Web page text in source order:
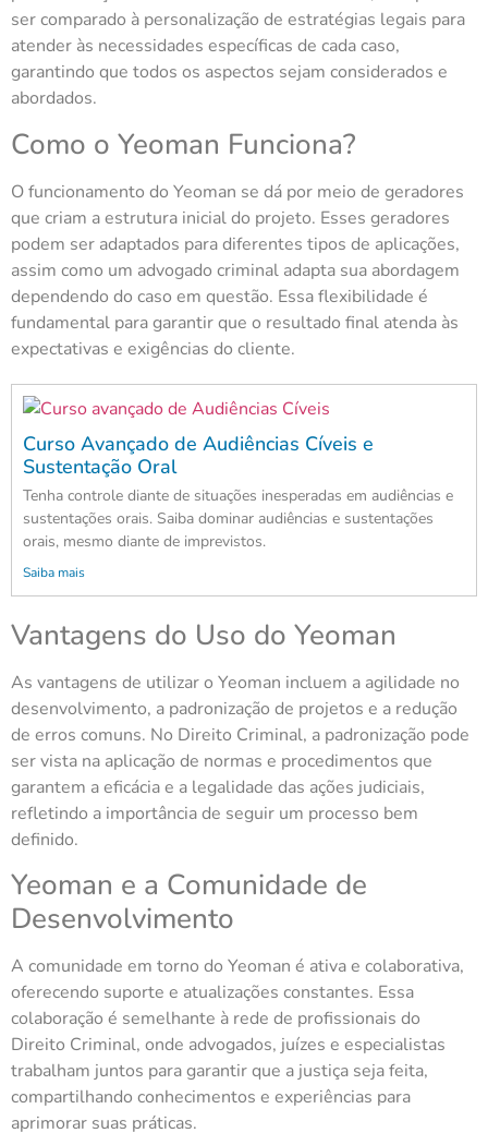
ser comparado à personalização de estratégias legais para
atender às necessidades específicas de cada caso,
garantindo que todos os aspectos sejam considerados e
abordados.
Como o Yeoman Funciona?
O funcionamento do Yeoman se dá por meio de geradores
que criam a estrutura inicial do projeto. Esses geradores
podem ser adaptados para diferentes tipos de aplicações,
assim como um advogado criminal adapta sua abordagem
dependendo do caso em questão. Essa flexibilidade é
fundamental para garantir que o resultado final atenda às
expectativas e exigências do cliente.
Curso Avançado de Audiências Cíveis e
Sustentação Oral
Tenha controle diante de situações inesperadas em audiências e
sustentações orais. Saiba dominar audiências e sustentações
orais, mesmo diante de imprevistos.
Saiba mais
Vantagens do Uso do Yeoman
As vantagens de utilizar o Yeoman incluem a agilidade no
desenvolvimento, a padronização de projetos e a redução
de erros comuns. No Direito Criminal, a padronização pode
ser vista na aplicação de normas e procedimentos que
garantem a eficácia e a legalidade das ações judiciais,
refletindo a importância de seguir um processo bem
definido.
Yeoman e a Comunidade de
Desenvolvimento
A comunidade em torno do Yeoman é ativa e colaborativa,
oferecendo suporte e atualizações constantes. Essa
colaboração é semelhante à rede de profissionais do
Direito Criminal, onde advogados, juízes e especialistas
trabalham juntos para garantir que a justiça seja feita,
compartilhando conhecimentos e experiências para
aprimorar suas práticas.